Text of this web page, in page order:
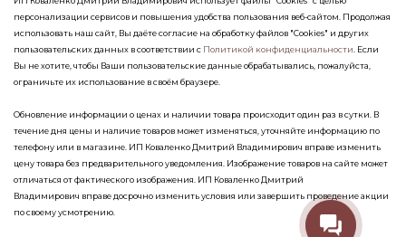
персонализации сервисов и повышения удобства пользования веб-сайтом. Продолжая
использовать наш сайт, Вы даёте согласие на обработку файлов "Cookies" и других
пользовательских данных в соответствии с Политикой конфиденциальности . Если
Вы не хотите, чтобы Ваши пользовательские данные обрабатывались, пожалуйста,
ограничьте их использование в своём браузере.
Обновление информации о ценах и наличии товара происходит один раз в сутки. В
течение дня цены и наличие товаров может изменяться, уточняйте информацию по
телефону или в магазине. ИП Коваленко Дмитрий Владимирович вправе изменить
цену товара без предварительного уведомления. Изображение товаров на сайте может
отличаться от фактического изображения. ИП Коваленко Дмитрий
Владимирович вправе досрочно изменить условия или завершить проведение акции
по своему усмотрению.